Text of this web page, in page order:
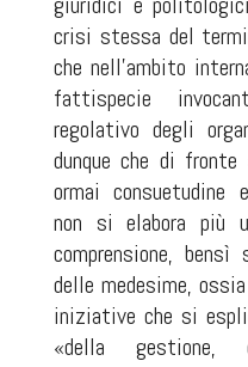
crisi stessa del
che nell’ambito
fattispecie
regolativo degli
dunque che di fronte
ormai consuetudine
non si elabora più
comprensione,
delle medesime,
iniziative che si
«della gestione,